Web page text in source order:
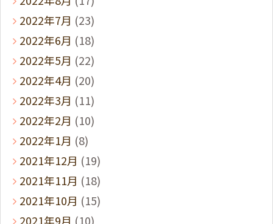
2022年7月 (23)
2022年6月 (18)
2022年5月 (22)
2022年4月 (20)
2022年3月 (11)
2022年2月 (10)
2022年1月 (8)
2021年12月 (19)
2021年11月 (18)
2021年10月 (15)
2021年9月 (10)